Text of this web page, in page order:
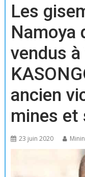
Les
Namoya
vendus
ancien
mines et
23 juin 2020